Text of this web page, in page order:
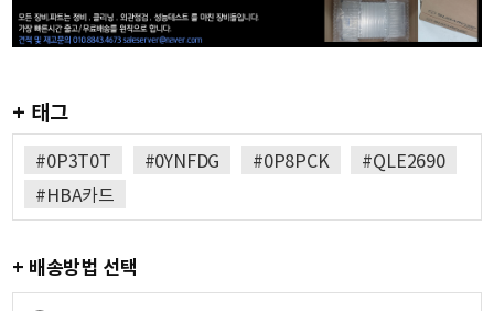
+ 태그
#0P3T0T #0YNFDG #0P8PCK
#QLE2690
#HBA카드
+ 배송방법 선택